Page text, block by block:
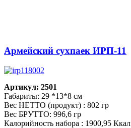
Армейский сухпаек ИРП-11
Артикул: 2501
Габариты: 29 *13*8 см
Вес НЕТТО (продукт) : 802 гр
Вес БРУТТО: 996,6 гр
Калорийность набора : 1900,95 Ккал